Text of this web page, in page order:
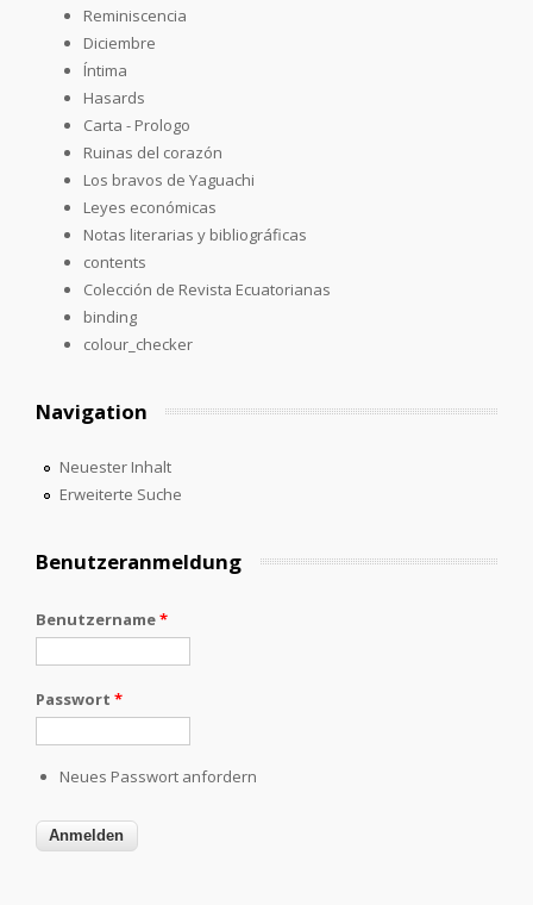
Reminiscencia
Diciembre
Íntima
Hasards
Carta - Prologo
Ruinas del corazón
Los bravos de Yaguachi
Leyes económicas
Notas literarias y bibliográficas
contents
Colección de Revista Ecuatorianas
binding
colour_checker
Navigation
Neuester Inhalt
Erweiterte Suche
Benutzeranmeldung
Benutzername*
Passwort *
Neues Passwort anfordern